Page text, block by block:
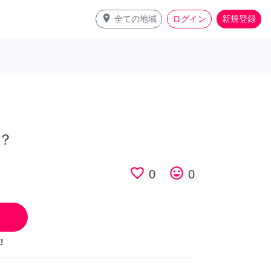
place 全ての地域 ログイン 新規登録
favorite_border 0 tag_faces 0